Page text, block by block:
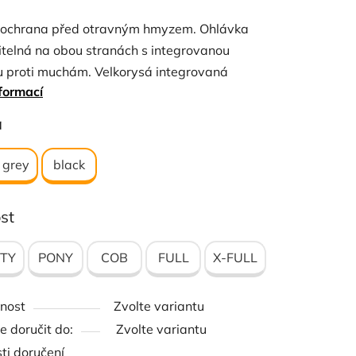
před otravným hmyzem. Ohlávka
na obou stranách s integrovanou
proti muchám. Velkorysá integrovaná
očí v těsné síťované tkanině se spoustou
pro oči.
čelence.black
PONY COB FULL X-FULL
Zvolte variantu
doručit do:
Zvolte variantu
doručení